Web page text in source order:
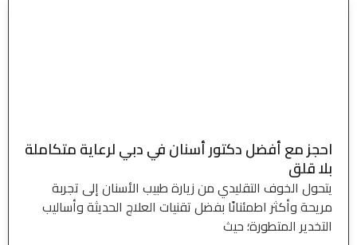
احجز مع أفضل دكتور أسنان في دبي لرعاية متكاملة
بلا قلق
يتحول الخوف التقليدي من زيارة طبيب الأسنان إلى تجربة
مريحة وأكثر اطمئنانًا بفضل تقنيات العلاج الحديثة وأساليب
التخدير المتطورة؛ حيث